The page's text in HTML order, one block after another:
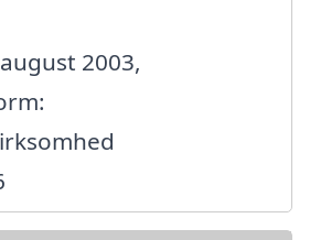
2003,